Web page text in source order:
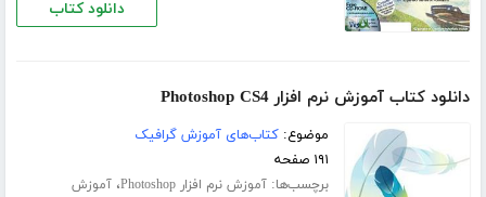
دانلود کتاب
دانلود کتاب آموزش نرم افزار Photoshop CS4
موضوع:کتاب‌های آموزش گرافیک
۱۹۱ صفحه
برچسب‌ها:آموزش نرم افزار Photoshop ،آموزش